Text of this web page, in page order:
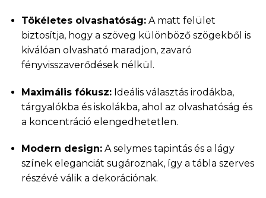
Tökéletes olvashatóság:A matt felület
biztosítja, hogy a szöveg különböző szögekből is
kiválóan olvasható maradjon, zavaró
fényvisszaverődések nélkül.
Maximális fókusz:Ideális választás irodákba,
tárgyalókba és iskolákba, ahol az olvashatóság és
a koncentráció elengedhetetlen.
Modern design:A selymes tapintás és a lágy
színek eleganciát sugároznak, így a tábla szerves
részévé válik a dekorációnak.